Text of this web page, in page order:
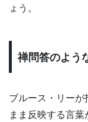
ょう。
禅問答のよう
ブルース・リー
まま反映する言葉